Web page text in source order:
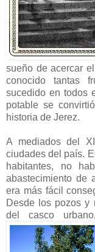
sueño de acercar
conocido tantas
sucedido en todos
potable se
historia de Jerez.
A mediados del
ciudades del país.
habitantes, no
abastecimiento de
era más fácil
Desde los pozos y
del casco